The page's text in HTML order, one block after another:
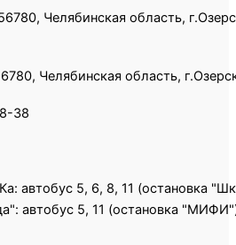
Челябинская область,
Челябинская область,
38
автобус 5, 6, 8, 11 (остановка
автобус 5, 11 (остановка